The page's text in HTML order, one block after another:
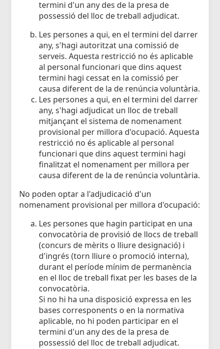
termini d'un any des de la presa de
possessió del lloc de treball adjudicat.
Les persones a qui, en el termini del darrer
any, s'hagi autoritzat una comissió de
serveis. Aquesta restricció no és aplicable
al personal funcionari que dins aquest
termini hagi cessat en la comissió per
causa diferent de la de renúncia voluntària.
Les persones a qui, en el termini del darrer
any, s'hagi adjudicat un lloc de treball
mitjançant el sistema de nomenament
provisional per millora d'ocupació. Aquesta
restricció no és aplicable al personal
funcionari que dins aquest termini hagi
finalitzat el nomenament per millora per
causa diferent de la de renúncia voluntària.
No poden optar a l'adjudicació d'un
nomenament provisional per millora d'ocupació:
Les persones que hagin participat en una
convocatòria de provisió de llocs de treball
(concurs de mèrits o lliure designació) i
d'ingrés (torn lliure o promoció interna),
durant el període mínim de permanència
en el lloc de treball fixat per les bases de la
convocatòria.
Si no hi ha una disposició expressa en les
bases corresponents o en la normativa
aplicable, no hi poden participar en el
termini d'un any des de la presa de
possessió del lloc de treball adjudicat.